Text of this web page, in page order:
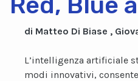
di Matteo Di Biase ,
L’intelligenza artificiale
modi innovativi,